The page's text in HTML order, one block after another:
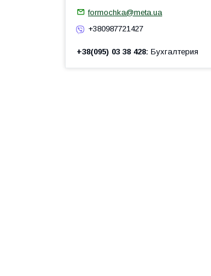
formochka@meta.ua
+380987721427
+38(095) 03 38 428 Бухгалтерия